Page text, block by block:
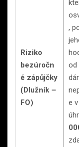
Riziko
bezúročn
é zápůjčky
(Dlužník –
FO)
,
od
e v